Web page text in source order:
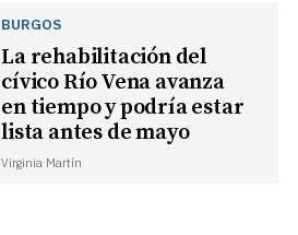
BURGOS
La rehabilitación del
cívico Río Vena avanza
en tiempo y podría estar
lista antes de mayo
Virginia Martín